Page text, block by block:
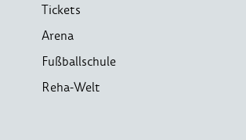
Tickets
Arena
Fußballschule
Reha-Welt